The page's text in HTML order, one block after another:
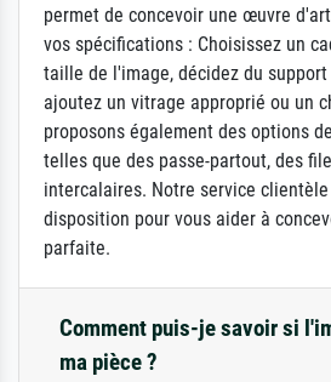
permet de concevoir une œuvre
vos spécifications : Choisissez un
taille de l'image, décidez du
ajoutez un vitrage approprié ou un
proposons également des options
telles que des passe-partout, des
intercalaires. Notre service
disposition pour vous aider à
parfaite.
Comment puis-je savoir si
ma pièce ?